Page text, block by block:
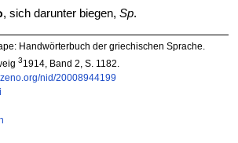
, sich darunter biegen, Sp.
Handwörterbuch der griechischen Sprache.
31914, Band 2, S. 1182.
nid/20008944199